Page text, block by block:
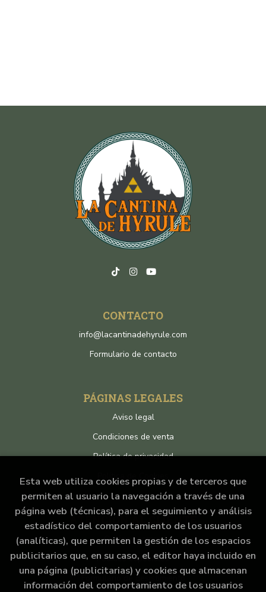
CONTACTO
info@lacantinadehyrule.com
Formulario de contacto
PÁGINAS LEGALES
Aviso legal
Condiciones de venta
Política de privacidad
Política de Cookies
ATENCIÓN AL CLIENTE
Quiénes somos
Pedidos especiales
Formulario de desistimiento
Esta web utiliza cookies propias y de terceros que
permiten al usuario la navegación a través de una
página web (técnicas), para el seguimiento y análisis
estadístico del comportamiento de los usuarios
(analíticas), que permiten la gestión de los espacios
publicitarios que, en su caso, el editor haya incluido en
una página (publicitarias) y cookies que almacenan
información del comportamiento de los usuarios